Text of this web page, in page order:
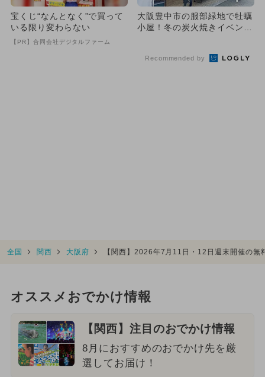
宝くじ“なんとなく”で買って
いる限り変わらない
【PR】合同会社デジタルファーム
大阪豊中市の服部緑地で牡蠣
小屋！冬の炭火焼きイベント
Recommended by
全国 関西 大阪府 【関西】2026年7月11日・12日週末開催の
オススメおでかけ情報
【関西】注目のおでかけ情報
8月におすすめのおでかけ先を厳
選してお届け！